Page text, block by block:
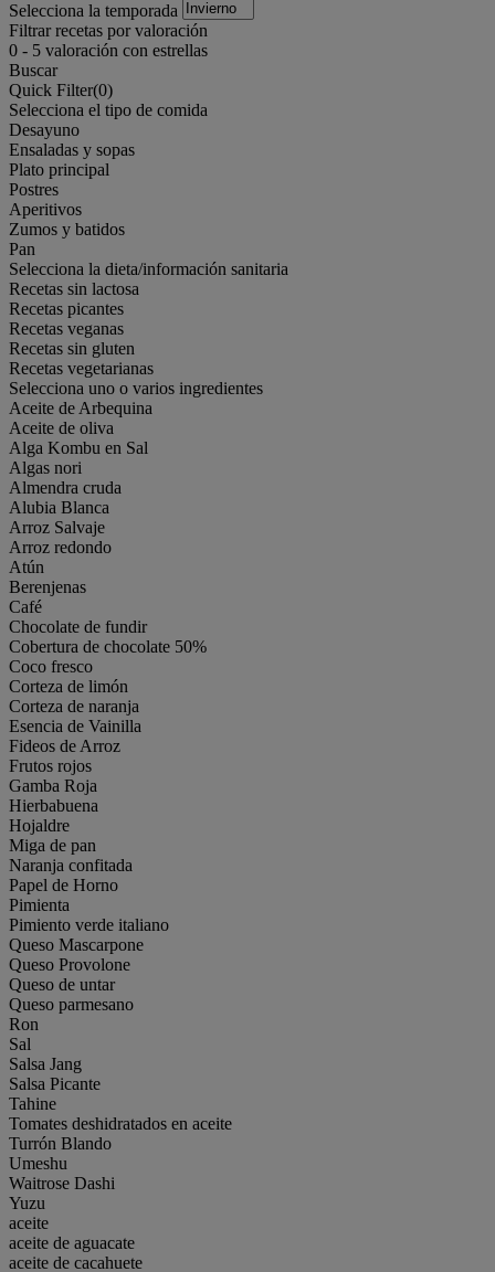
Selecciona la temporada
Filtrar recetas por valoración
0 - 5 valoración con estrellas
Buscar
Quick Filter(0)
Selecciona el tipo de comida
Desayuno
Ensaladas y sopas
Plato principal
Postres
Aperitivos
Zumos y batidos
Pan
Selecciona la dieta/información sanitaria
Recetas sin lactosa
Recetas picantes
Recetas veganas
Recetas sin gluten
Recetas vegetarianas
Selecciona uno o varios ingredientes
Aceite de Arbequina
Aceite de oliva
Alga Kombu en Sal
Algas nori
Almendra cruda
Alubia Blanca
Arroz Salvaje
Arroz redondo
Atún
Berenjenas
Café
Chocolate de fundir
Cobertura de chocolate 50%
Coco fresco
Corteza de limón
Corteza de naranja
Esencia de Vainilla
Fideos de Arroz
Frutos rojos
Gamba Roja
Hierbabuena
Hojaldre
Miga de pan
Naranja confitada
Papel de Horno
Pimienta
Pimiento verde italiano
Queso Mascarpone
Queso Provolone
Queso de untar
Queso parmesano
Ron
Sal
Salsa Jang
Salsa Picante
Tahine
Tomates deshidratados en aceite
Turrón Blando
Umeshu
Waitrose Dashi
Yuzu
aceite
aceite de aguacate
aceite de cacahuete